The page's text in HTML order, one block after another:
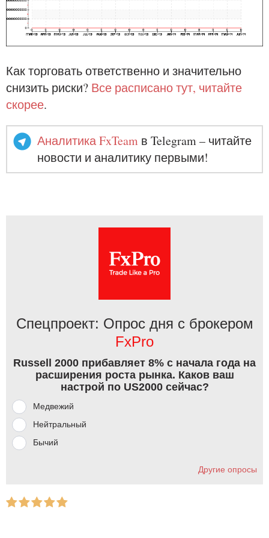
Как торговать ответственно и значительно
снизить риски? Все расписано тут, читайте
скорее.
Аналитика FxTeam в Telegram – читайте
новости и аналитику первыми!
Спецпроект: Опрос дня с брокером
FxPro
Russell 2000 прибавляет 8% с начала года на
расширения роста рынка. Каков ваш
настрой по US2000 сейчас?
Медвежий
Нейтральный
Бычий
Другие опросы